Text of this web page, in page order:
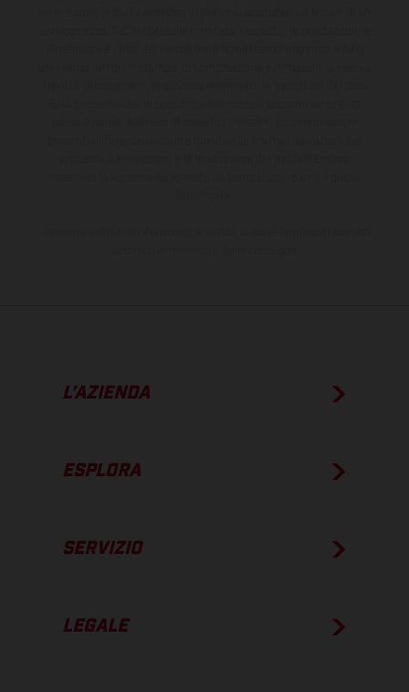
L’AZIENDA
ESPLORA
SERVIZIO
LEGALE